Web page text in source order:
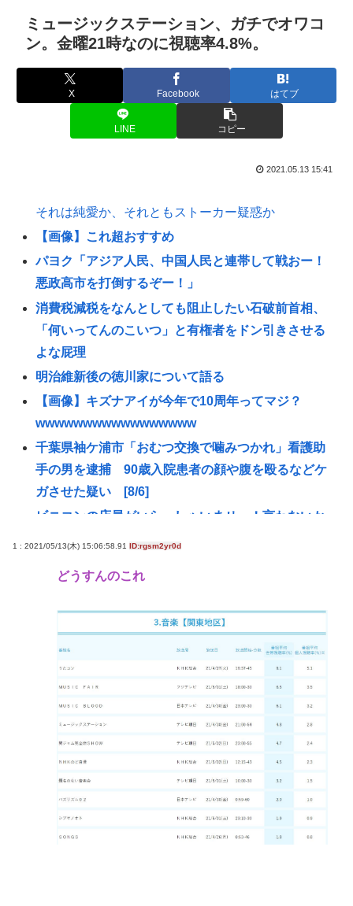
ミュージックステーション、ガチでオワコ
ン。金曜21時なのに視聴率4.8%。
X Facebook はてブ
LINE コピー
2021.05.13 15:41
それは純愛か、それともストーカー疑惑か
【画像】これ超おすすめ
パヨク「アジア人民、中国人民と連帯して戦おー！
悪政高市を打倒するぞー！」
消費税減税をなんとしても阻止したい石破前首相、
「何いってんのこいつ」と有権者をドン引きさせる
よな屁理
明治維新後の徳川家について語る
【画像】キズナアイが今年で10周年ってマジ？
wwwwwwwwwwwwwwwww
千葉県袖ケ浦市「おむつ交換で噛みつかれ」看護助
手の男を逮捕 90歳入院患者の顔や腹を殴るなどケ
ガさせた疑い [8/6]
ビニコンの店員がいらっしゃいませー！言わないか
www
【悲報】NISA民、『オルカン』『S&P500』
『NASDAQ100』しか買わない
【悲報】お弁当屋さん、消費税が下がっても値段据
高市総理と対話の避難所代表者「避難所の生活は至
れり尽くせりで全く不自由ない、ありがとう！日本
人でよかった！」
から来たの？(´・ω・`)
【動画】手術中に熊本地震直撃やばすぎwww
1 : 2021/05/13(木) 15:06:58.91 ID:rgsm2yr0d
どうすんのこれ